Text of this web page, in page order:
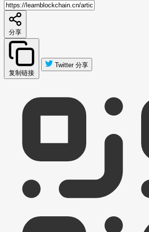
分享
复制链接
Twitter 分享